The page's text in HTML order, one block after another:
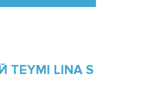
LINA S